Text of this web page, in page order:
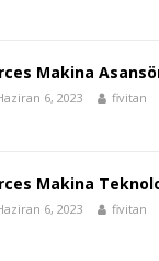
Makina
6, 2023 fivitan
Makina
6, 2023 fivitan